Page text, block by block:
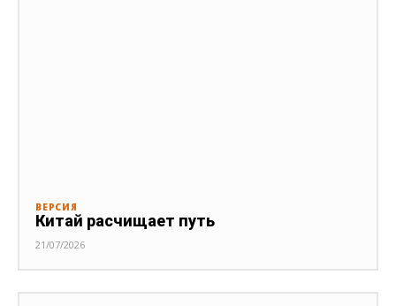
ВЕРСИЯ
Китай расчищает путь
21/07/2026